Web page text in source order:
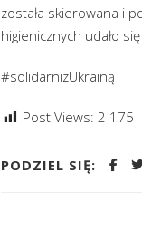
została skierowana i
higienicznych udało
#solidarnizUkrainą
Post Views: 2 175
PODZIEL SIĘ: